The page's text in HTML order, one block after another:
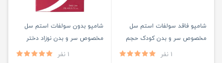
شامپو فاقد سولفات استم سل
مخصوص سر و بدن کودک حجم
1 نفر
شامپو بدون سولفات استم سل
مخصوص سر و بدن نوزاد دختر
1 نفر